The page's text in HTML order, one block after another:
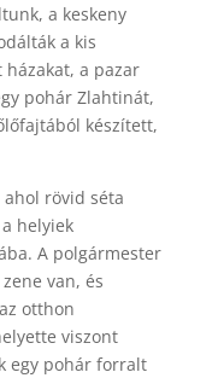
a keskeny
a kis
a pazar
pohár Zlahtinát,
készített,
rövid séta
helyiek
A polgármester
van, és
otthon
viszont
egy pohár forralt